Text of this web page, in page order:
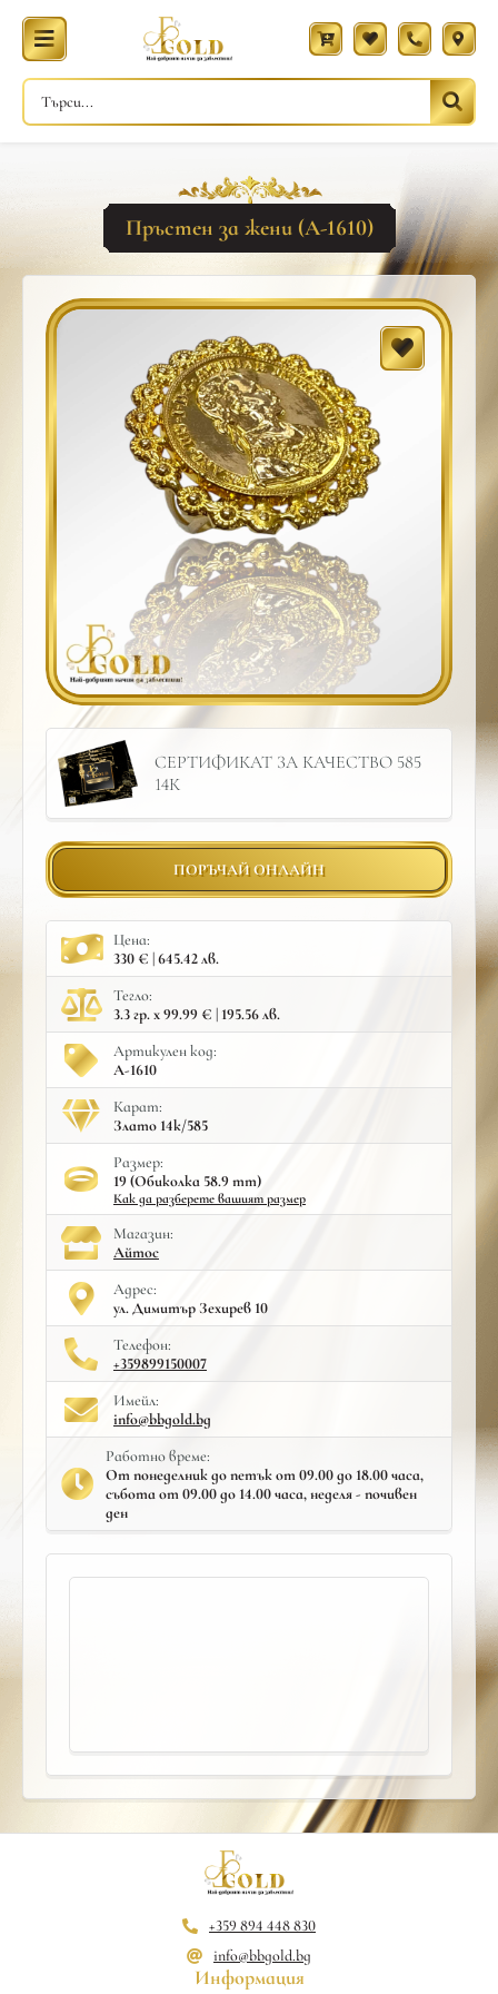
Пръстен за жени (A-1610)
СЕРТИФИКАТ ЗА КАЧЕСТВО 585
14К
ПОРЪЧАЙ ОНЛАЙН
Цена:
330 € | 645.42 лв.
Тегло:
3.3 гр. x 99.99 € | 195.56 лв.
Артикулен код:
A-1610
Карат:
Злато 14к/585
Размер:
19 (Обиколка 58.9 mm)
Как да разберете вашият размер
Mагазин:
Айтос
Адрес:
ул. Димитър Зехирев 10
Телефон:
+359899150007
Имейл:
info@bbgold.bg
Работно време:
От понеделник до петък от 09.00 до 18.00 часа,
събота от 09.00 до 14.00 часа, неделя - почивен
ден
+359 894 448 830
info@bbgold.bg
Информация